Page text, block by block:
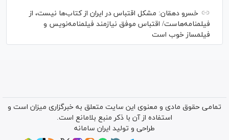
خسرو دهقان: مشکل اقتباس در ایران از کتاب‌ها نیست، از
فیلمنامه‌هاست/ اقتباس موفق نیازمند فیلمنامه‌نویس و
فیلمساز خوب است
تمامی حقوق مادی و معنوی این سایت متعلق به خبرگزاری میزان است و
استفاده از آن با ذکر منبع بلامانع است.
طراحی و تولید ایران سامانه